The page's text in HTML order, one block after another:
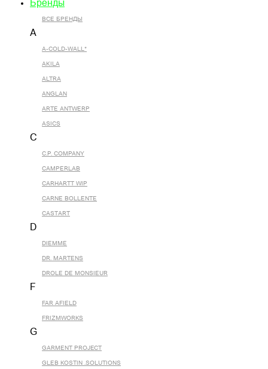
Бренды
ВСЕ БРЕНДЫ
A
A-COLD-WALL*
AKILA
ALTRA
ANGLAN
ARTE ANTWERP
ASICS
C
C.P. COMPANY
CAMPERLAB
CARHARTT WIP
CARNE BOLLENTE
CASTART
D
DIEMME
DR. MARTENS
DROLE DE MONSIEUR
F
FAR AFIELD
FRIZMWORKS
G
GARMENT PROJECT
GLEB KOSTIN .SOLUTIONS